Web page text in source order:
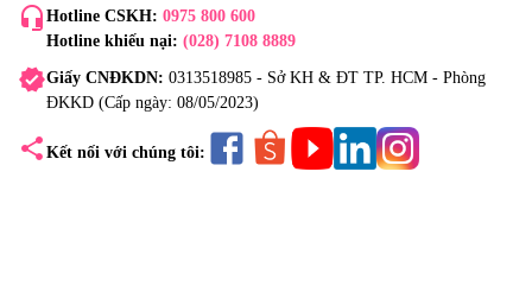
headset_mic Hotline CSKH: 0975 800 600
Hotline khiếu nại: (028) 7108 8889
verifiedGiấy CNĐKDN: 0313518985 - Sở KH & ĐT TP. HCM - Phòng
ĐKKD (Cấp ngày: 08/05/2023)
share Kết nối với chúng tôi: